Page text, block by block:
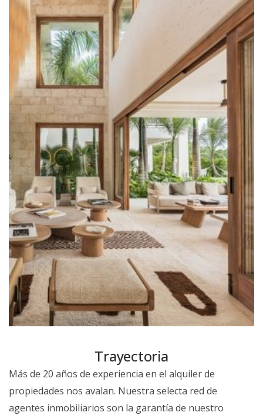
Trayectoria
Más de 20 años de experiencia en el alquiler de
propiedades nos avalan. Nuestra selecta red de
agentes inmobiliarios son la garantía de nuestro